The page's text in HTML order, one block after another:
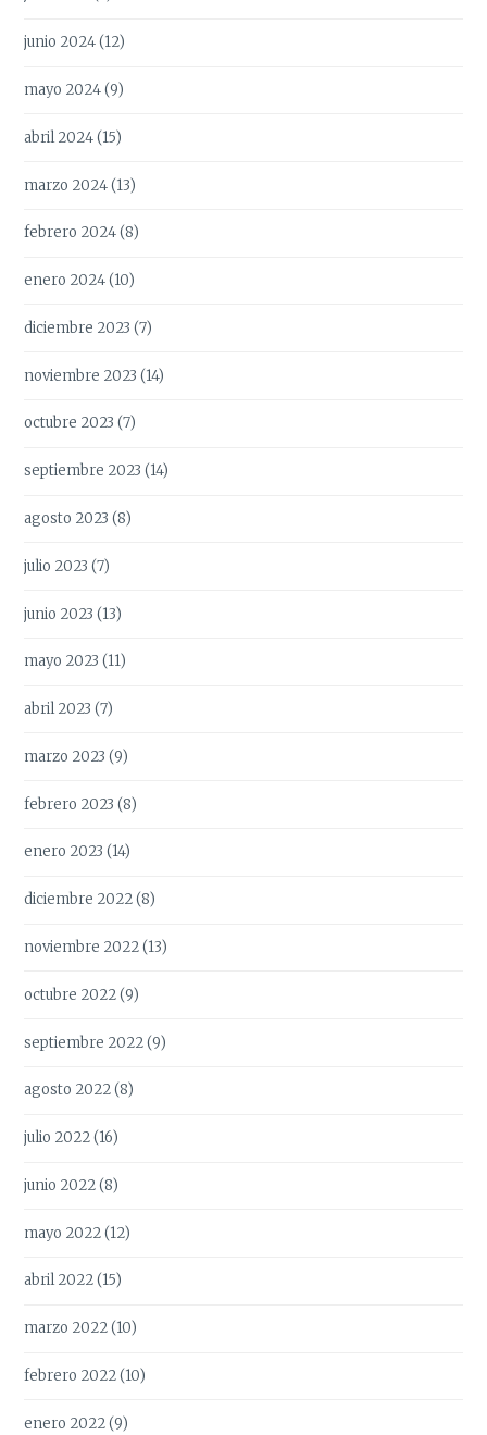
junio 2024(12)
mayo 2024(9)
abril 2024(15)
marzo 2024(13)
febrero 2024(8)
enero 2024(10)
diciembre 2023 (7)
noviembre 2023 (14)
octubre 2023 (7)
septiembre 2023 (14)
agosto 2023 (8)
julio 2023 (7)
junio 2023 (13)
mayo 2023 (11)
abril 2023 (7)
marzo 2023 (9)
febrero 2023 (8)
enero 2023 (14)
diciembre 2022(8)
noviembre 2022(13)
octubre 2022(9)
septiembre 2022(9)
agosto 2022(8)
julio 2022(16)
junio 2022(8)
mayo 2022(12)
abril 2022(15)
marzo 2022(10)
febrero 2022(10)
enero 2022(9)